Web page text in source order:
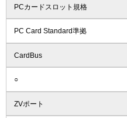
PCカードスロット規格
PC Card Standard準拠
CardBus
○
ZVポート